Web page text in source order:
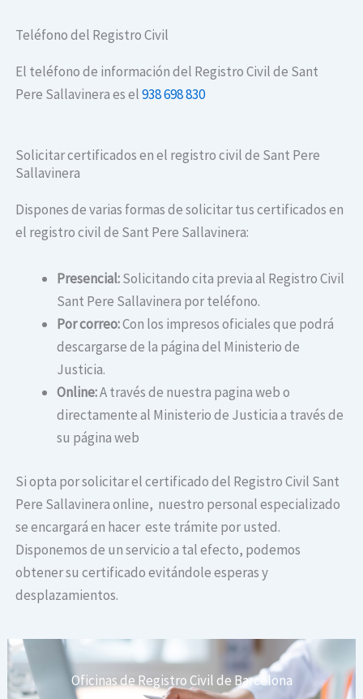
Teléfono del Registro Civil
El teléfono de información del Registro Civil de Sant
Pere Sallavinera es el938 698 830
Solicitar certificados en el registro civil de Sant Pere
Sallavinera
Dispones de varias formas de solicitar tus certificados en
el registro civil de Sant Pere Sallavinera:
Presencial:Solicitando cita previa al Registro Civil
Sant Pere Sallavinera por teléfono.
Por correo:Con los impresos oficiales que podrá
descargarse de la página del Ministerio de
Justicia.
Online:A través de nuestra pagina web o
directamente al Ministerio de Justicia a través de
su página web
Si opta por solicitar el certificado del Registro Civil Sant
Pere Sallavinera online, nuestro personal especializado
se encargará en hacer este trámite por usted.
Disponemos de un servicio a tal efecto, podemos
obtener su certificado evitándole esperas y
desplazamientos.
Oficinas de Registro Civil de Barcelona